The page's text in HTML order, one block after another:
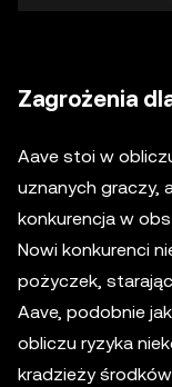
Zagrożenia
Aave stoi w
uznanych graczy,
konkurencja w
Nowi konkurenci
pożyczek,
Aave, podobnie
obliczu ryzyka
kradzieży